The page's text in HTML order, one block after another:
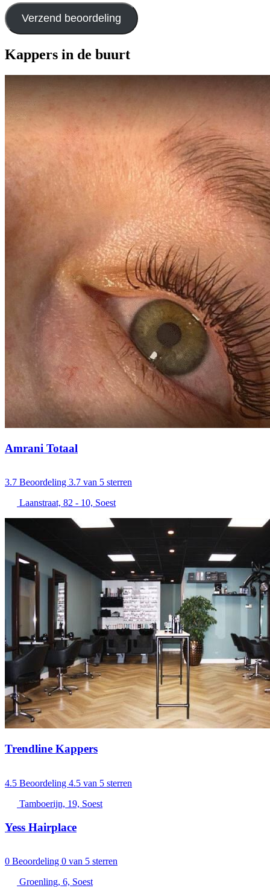
Verzend beoordeling
Kappers in de buurt
Amrani Totaal
3.7 Beoordeling 3.7 van 5 sterren
Laanstraat, 82 - 10, Soest
Trendline Kappers
4.5 Beoordeling 4.5 van 5 sterren
Tamboerijn, 19, Soest
Yess Hairplace
0 Beoordeling 0 van 5 sterren
Groenling, 6, Soest